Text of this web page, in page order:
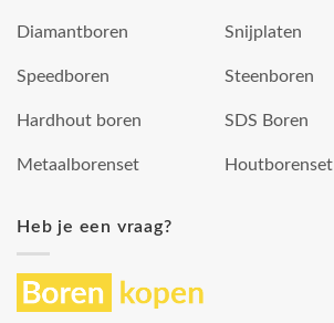
Diamantboren
Speedboren
Hardhout boren
Metaalborenset
Snijplaten
Steenboren
SDS Boren
Houtborenset
Heb je een vraag?